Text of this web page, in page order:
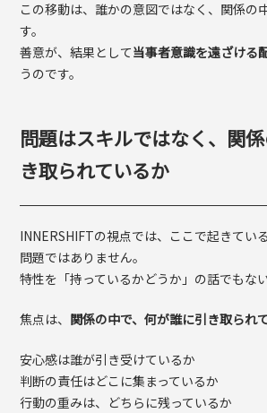
この移動は、誰かの意図ではなく、関係の
す。
善意が、結果として当事者意識を遠ざける
うのです。
問題はスキルではなく、関
き取られているか
INNERSHIFTの視点では、ここで起きてい
問題ではありません。
特性を「持っているかどうか」の話でもない
焦点は、 関係の中で、何が誰に引き取られ
安心感は誰が引き受けているか
判断の責任はどこに集まっているか
行動の重みは、どちらに残っているか